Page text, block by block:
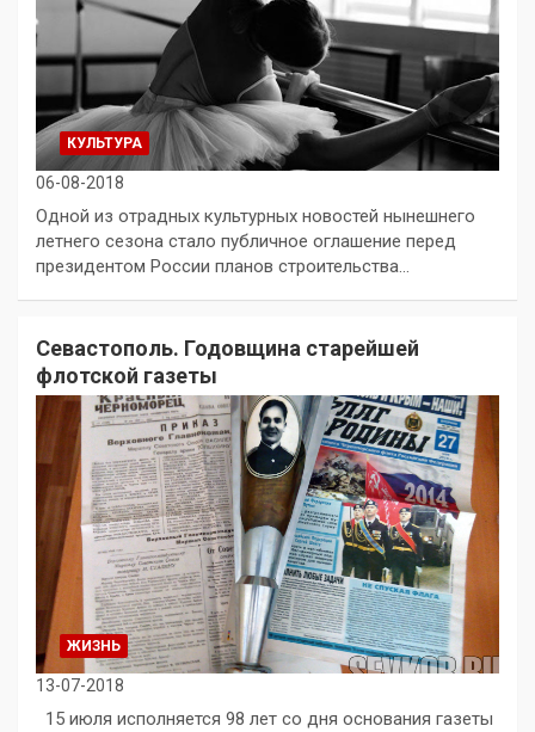
КУЛЬТУРА
06-08-2018
Одной из отрадных культурных новостей нынешнего
летнего сезона стало публичное оглашение перед
президентом России планов строительства…
Севастополь. Годовщина старейшей
флотской газеты
ЖИЗНЬ
13-07-2018
15 июля исполняется 98 лет со дня основания газеты